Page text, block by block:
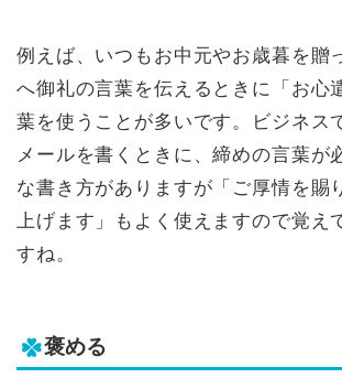
例えば、いつもお中元やお歳暮を贈
へ御礼の言葉を伝えるときに「お心
葉を使うことが多いです。ビジネス
メールを書くときに、締めの言葉が
な書き方がありますが「ご厚情を賜
上げます」もよく使えますので覚え
すね。
褒める